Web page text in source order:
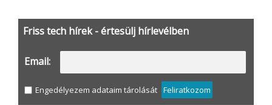
Friss tech hírek - értesülj hírlevélben
Email:
Engedélyezem adataim tárolását Feliratkozom